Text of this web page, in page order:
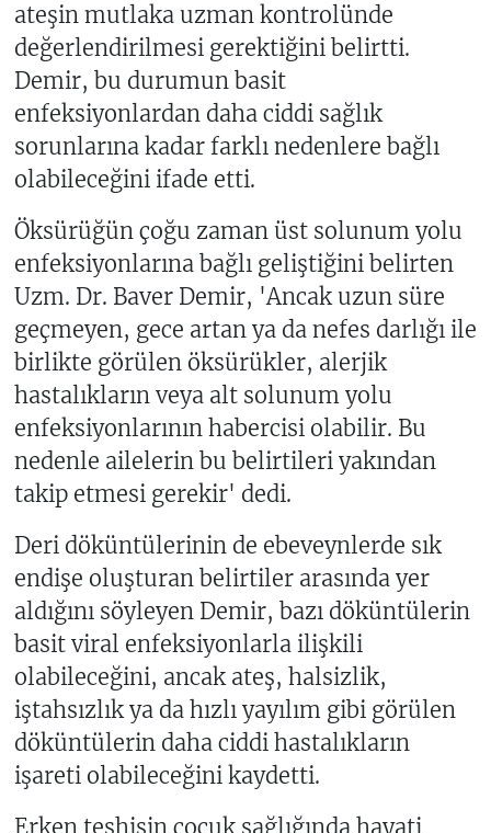
ateşin mutlaka uzman kontrolünde
değerlendirilmesi gerektiğini belirtti.
Demir, bu durumun basit
enfeksiyonlardan daha ciddi sağlık
sorunlarına kadar farklı nedenlere bağlı
olabileceğini ifade etti.
Öksürüğün çoğu zaman üst solunum yolu
enfeksiyonlarına bağlı geliştiğini belirten
Uzm. Dr. Baver Demir, 'Ancak uzun süre
geçmeyen, gece artan ya da nefes darlığı ile
birlikte görülen öksürükler, alerjik
hastalıkların veya alt solunum yolu
enfeksiyonlarının habercisi olabilir. Bu
nedenle ailelerin bu belirtileri yakından
takip etmesi gerekir' dedi.
Deri döküntülerinin de ebeveynlerde sık
endişe oluşturan belirtiler arasında yer
aldığını söyleyen Demir, bazı döküntülerin
basit viral enfeksiyonlarla ilişkili
olabileceğini, ancak ateş, halsizlik,
iştahsızlık ya da hızlı yayılım gibi görülen
döküntülerin daha ciddi hastalıkların
işareti olabileceğini kaydetti.
Erken teşhisin çocuk sağlığında hayati